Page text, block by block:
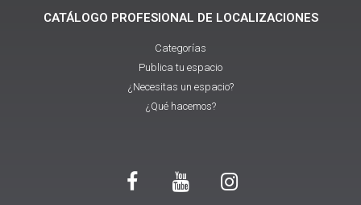
CATÁLOGO PROFESIONAL DE LOCALIZACIONES
Categorías
Publica tu espacio
¿Necesitas un espacio?
¿Qué hacemos?